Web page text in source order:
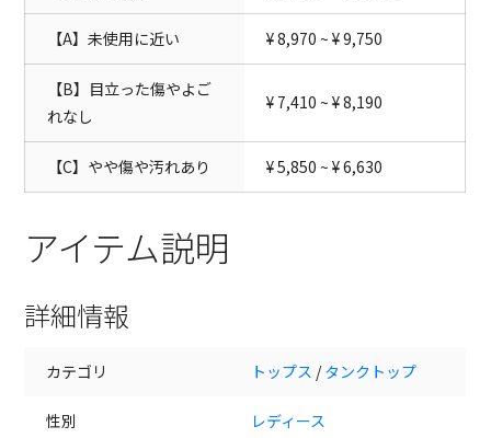
【A】未使用に近い ¥ 8,970 ~ ¥ 9,750
【B】目立った傷やよご
れなし
¥ 7,410 ~ ¥ 8,190
【C】やや傷や汚れあり ¥ 5,850 ~ ¥ 6,630
アイテム説明
詳細情報
カテゴリ トップス /タンクトップ
性別 レディース